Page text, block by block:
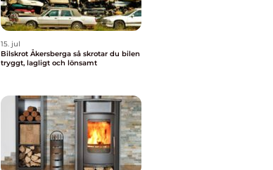
15. jul
Bilskrot Åkersberga så skrotar du bilen
tryggt, lagligt och lönsamt